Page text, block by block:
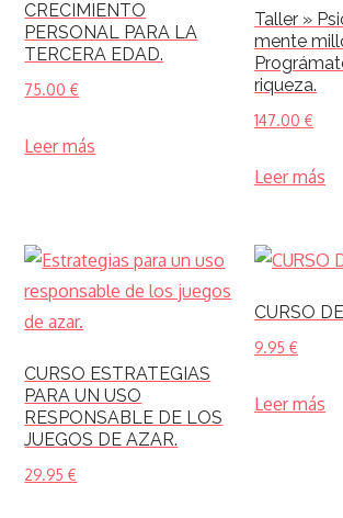
CRECIMIENTO
PERSONAL PARA LA
TERCERA EDAD.
75.00 €
Leer más
Taller »
mente
riqueza.
147.00 €
Leer más
CURSO ESTRATEGIAS
PARA UN USO
RESPONSABLE DE LOS
JUEGOS DE AZAR.
29.95 €
CURSO
9.95 €
Leer más